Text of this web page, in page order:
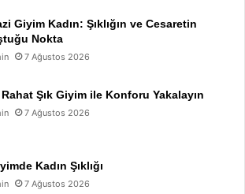
Giyim Kadın: Şıklığın ve Cesaretin
Nokta
7 Ağustos 2026
Şık Giyim ile Konforu Yakalayın
7 Ağustos 2026
Kadın Şıklığı
7 Ağustos 2026